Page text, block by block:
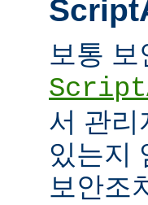
보통
서 관리
있는지
보안조